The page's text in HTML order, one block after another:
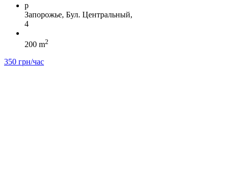
p
Запорожье, Бул. Центральный,
4
200 m2
350 грн/час